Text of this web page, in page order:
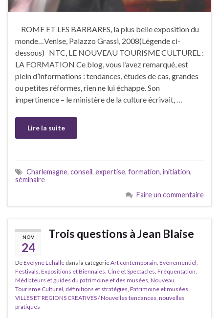
ROME ET LES BARBARES, la plus belle exposition du
monde…Venise, Palazzo Grassi, 2008(Légende ci-
dessous) NTC, LE NOUVEAU TOURISME CULTUREL :
LA FORMATION Ce blog, vous l’avez remarqué, est
plein d’informations : tendances, études de cas, grandes
ou petites réformes, rien ne lui échappe. Son
impertinence – le ministère de la culture écrivait, …
Lire la suite
Charlemagne, conseil, expertise, formation, initiation,
séminaire
Faire un commentaire
NOV
24
Trois questions à Jean Blaise
DeEvelyne Lehalle dans la catégorieArt contemporain, Evénementiel,
Festivals, Expositions et Biennales, Ciné et Spectacles, Fréquentation,
Médiateurs et guides du patrimoine et des musées, Nouveau
Tourisme Culturel, définitions et stratégies, Patrimoine et musées,
VILLES ET REGIONS CREATIVES / Nouvelles tendances, nouvelles
pratiques